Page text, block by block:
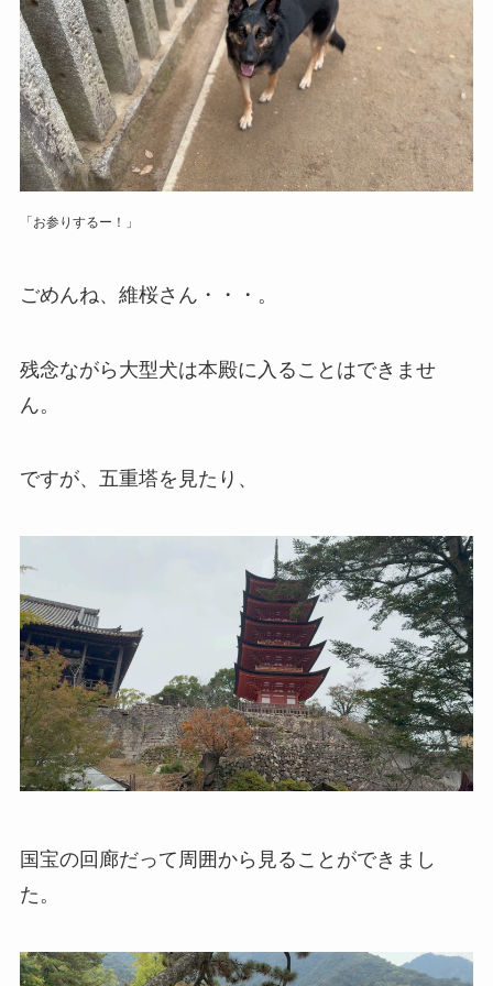
「お参りするー！」
ごめんね、維桜さん・・・。
残念ながら大型犬は本殿に入ることはできませ
ん。
ですが、五重塔を見たり、
国宝の回廊だって周囲から見ることができまし
た。